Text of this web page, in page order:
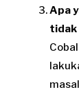
Apa
tidak